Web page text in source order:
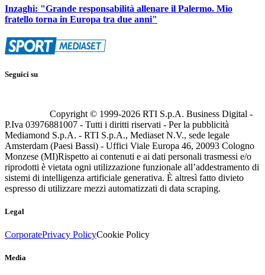
Inzaghi: "Grande responsabilità allenare il Palermo. Mio
fratello torna in Europa tra due anni"
Seguici su
Copyright © 1999-2026 RTI S.p.A. Business Digital -
P.Iva 03976881007 - Tutti i diritti riservati - Per la pubblicità
Mediamond S.p.A. - RTI S.p.A., Mediaset N.V., sede legale
Amsterdam (Paesi Bassi) - Uffici Viale Europa 46, 20093 Cologno
Monzese (MI)Rispetto ai contenuti e ai dati personali trasmessi e/o
riprodotti è vietata ogni utilizzazione funzionale all’addestramento di
sistemi di intelligenza artificiale generativa. È altresì fatto divieto
espresso di utilizzare mezzi automatizzati di data scraping.
Legal
CorporatePrivacy PolicyCookie Policy
Media